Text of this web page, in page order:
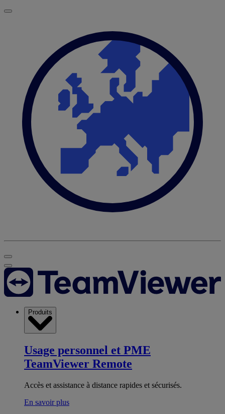
Produits
Usage personnel et PME
TeamViewer Remote
Accès et assistance à distance rapides et sécurisés.
En savoir plus